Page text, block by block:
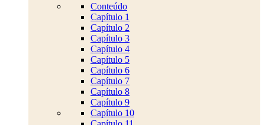
Conteúdo
Capítulo 1
Capítulo 2
Capítulo 3
Capítulo 4
Capítulo 5
Capítulo 6
Capítulo 7
Capítulo 8
Capítulo 9
Capítulo 10